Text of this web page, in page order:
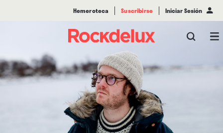
Hemeroteca Suscribirse Iniciar Sesión